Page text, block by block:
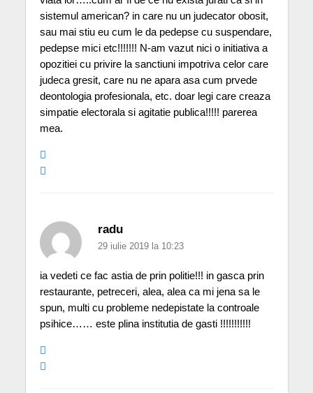
sistemul american? in care nu un judecator obosit,
sau mai stiu eu cum le da pedepse cu suspendare,
pedepse mici etc!!!!!!! N-am vazut nici o initiativa a
opozitiei cu privire la sanctiuni impotriva celor care
judeca gresit, care nu ne apara asa cum prvede
deontologia profesionala, etc. doar legi care creaza
simpatie electorala si agitatie publica!!!!! parerea
mea.
radu
29 iulie 2019 la 10:23
ia vedeti ce fac astia de prin politie!!! in gasca prin
restaurante, petreceri, alea, alea ca mi jena sa le
spun, multi cu probleme nedepistate la controale
psihice…… este plina institutia de gasti !!!!!!!!!!!